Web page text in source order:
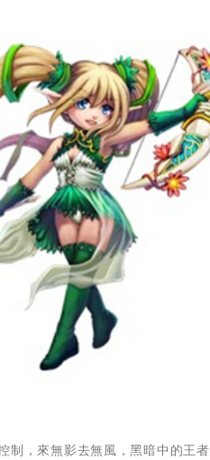
制，來無影去無風，黑暗中的王